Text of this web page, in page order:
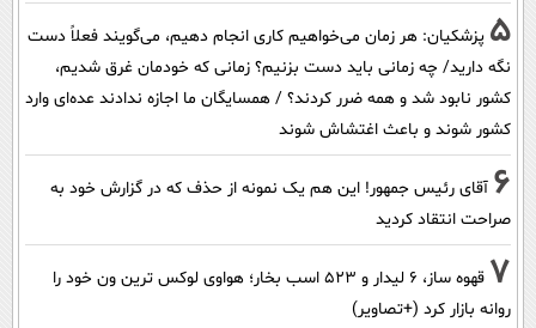
5 پزشکیان: هر زمان می‌خواهیم کاری انجام دهیم، می‌گویند فعلاً دست
نگه دارید/ چه زمانی باید دست بزنیم؟ زمانی که خودمان غرق شدیم،
کشور نابود شد و همه ضرر کردند؟ / همسایگان ما اجازه ندادند عده‌ای وارد
کشور شوند و باعث اغتشاش شوند
6 آقای رئیس جمهور! این هم یک نمونه از حذف که در گزارش خود به
صراحت انتقاد کردید
7
قهوه ساز، 6 لیدار و 523 اسب بخار؛ هواوی لوکس ترین ون خود را
روانه بازار کرد (+تصاویر)